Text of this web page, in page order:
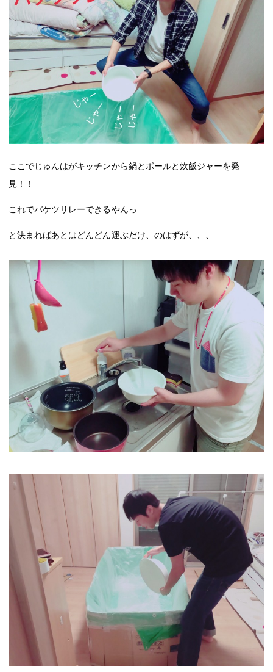
ここでじゅんはがキッチンから鍋とボールと炊飯ジャーを発
見！！
これでバケツリレーできるやんっ
と決まればあとはどんどん運ぶだけ、のはずが、、、